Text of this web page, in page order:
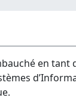
en tant